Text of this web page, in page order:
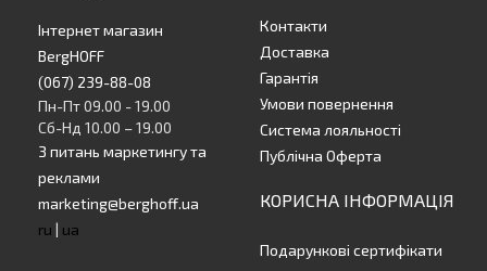
Інтернет магазин
BergHOFF
(067) 239-88-08
Пн-Пт 09.00 - 19.00
Сб-Нд 10.00 – 19.00
З питань маркетингу та
реклами
marketing@berghoff.ua
ru | ua
Контакти
Доставка
Гарантія
Умови повернення
Система лояльності
Публічна Оферта
КОРИСНА ІНФОРМАЦІЯ
Подарункові сертифікати